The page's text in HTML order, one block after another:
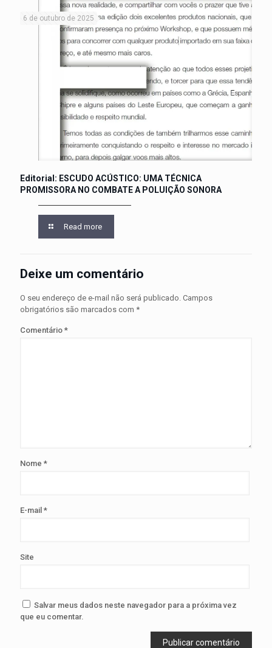
6 de outubro de 2025
Editorial: ESCUDO ACÚSTICO: UMA TÉCNICA
PROMISSORA NO COMBATE A POLUIÇÃO SONORA
Read more
Deixe um comentário
O seu endereço de e-mail não será publicado. Campos
obrigatórios são marcados com *
Comentário *
Nome *
E-mail *
Site
Salvar meus dados neste navegador para a próxima vez
que eu comentar.